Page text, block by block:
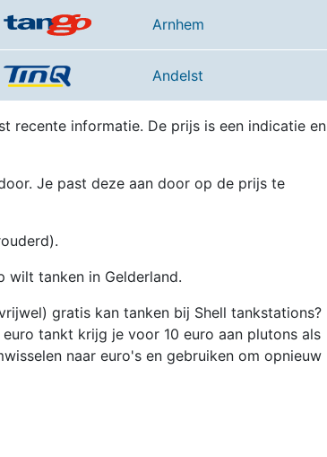
Arnhem
Andelst
recente informatie. De prijs is een indicatie en
Je past deze aan door op de prijs te
wilt tanken in Gelderland.
gratis kan tanken bij Shell tankstations?
tankt krijg je voor 10 euro aan plutons als
naar euro's en gebruiken om opnieuw